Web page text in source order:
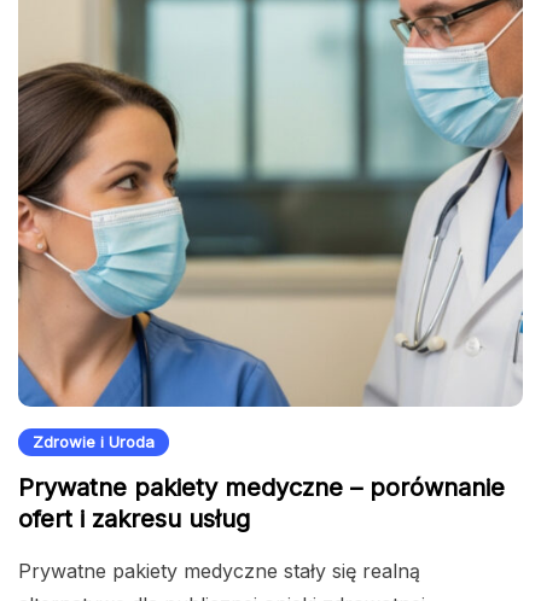
Zdrowie i Uroda
Prywatne pakiety medyczne – porównanie
ofert i zakresu usług
Prywatne pakiety medyczne stały się realną